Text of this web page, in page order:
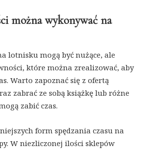
można wykonywać na
lotnisku mogą być nużące, ale
które można zrealizować, aby
Warto zapoznać się z ofertą
zabrać ze sobą książkę lub różne
zabić czas.
form spędzania czasu na
W niezliczonej ilości sklepów